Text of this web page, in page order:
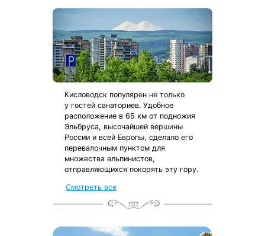
Кисловодск популярен не только
у гостей санаториев. Удобное
расположение в 65 км от подножия
Эльбруса, высочайшей вершины
России и всей Европы, сделало его
перевалочным пунктом для
множества альпинистов,
отправляющихся покорять эту гору.
Смотреть все